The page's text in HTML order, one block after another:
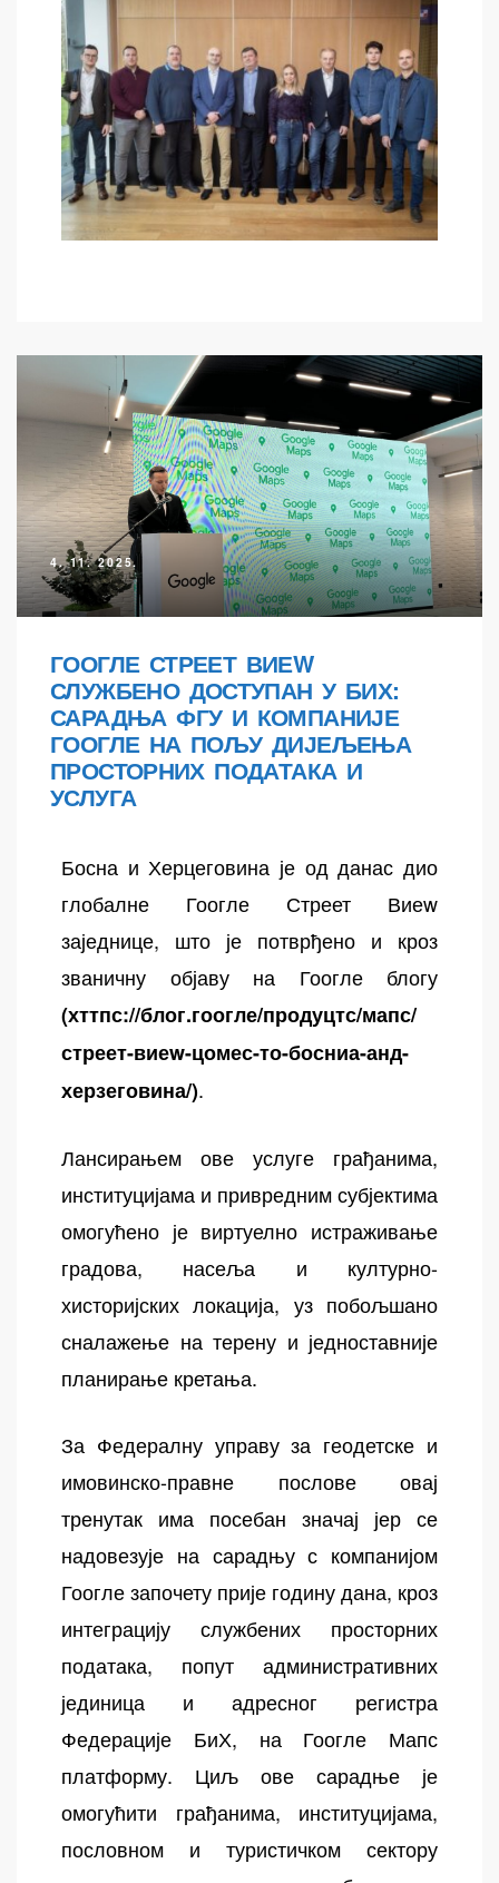
4. 11. 2025.
ГООГЛЕ СТРЕЕТ ВИЕW
СЛУЖБЕНО ДОСТУПАН У БИХ:
САРАДЊА ФГУ И КОМПАНИЈЕ
ГООГЛЕ НА ПОЉУ ДИЈЕЉЕЊА
ПРОСТОРНИХ ПОДАТАКА И
УСЛУГА
Босна и Херцеговина је од данас дио
глобалне Гоогле Стреет Виеw
заједнице, што је потврђено и кроз
званичну објаву на Гоогле блогу
(хттпс://блог.гоогле/продуцтс/мапс/
стреет-виеw-цомес-то-босниа-анд-
херзеговина/).
Лансирањем ове услуге грађанима,
институцијама и привредним субјектима
омогућено је виртуелно истраживање
градова, насеља и културно-
хисторијских локација, уз побољшано
сналажење на терену и једноставније
планирање кретања.
За Федералну управу за геодетске и
имовинско-правне послове овај
тренутак има посебан значај јер се
надовезује на сарадњу с компанијом
Гоогле започету прије годину дана, кроз
интеграцију службених просторних
података, попут административних
јединица и адресног регистра
Федерације БиХ, на Гоогле Мапс
платформу. Циљ ове сарадње је
омогућити грађанима, институцијама,
пословном и туристичком сектору